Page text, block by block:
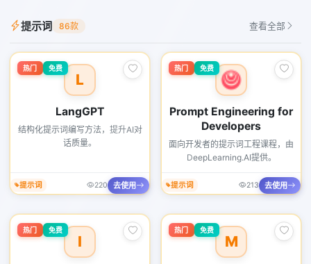
提示词 86款 查看全部
L
热门 免费
LangGPT
结构化提示词编写方法，提升AI对
话质量。
提示词 220 去使用
热门 免费
Prompt Engineering for
Developers
面向开发者的提示词工程课程，由
DeepLearning.AI提供。
提示词 213 去使用
I
热门 免费
M
热门 免费